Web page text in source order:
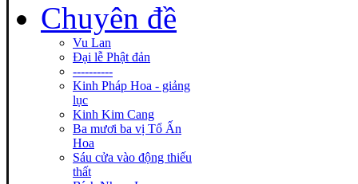
Chuyên đề
Vu Lan
Đại lễ Phật đản
----------
Kinh Pháp Hoa - giảng
lục
Kinh Kim Cang
Ba mươi ba vị Tổ Ấn
Hoa
Sáu cửa vào động thiếu
thất